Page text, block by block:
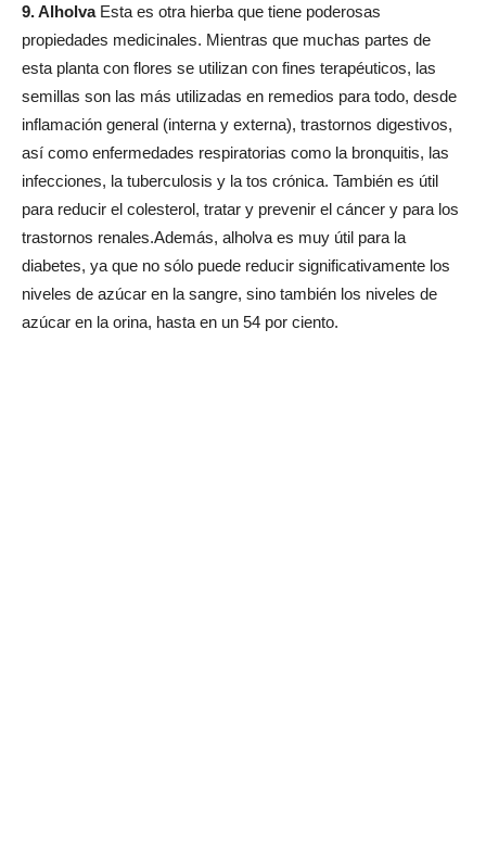
9. Alholva Esta es otra hierba que tiene poderosas
propiedades medicinales. Mientras que muchas partes de
esta planta con flores se utilizan con fines terapéuticos, las
semillas son las más utilizadas en remedios para todo, desde
inflamación general (interna y externa), trastornos digestivos,
así como enfermedades respiratorias como la bronquitis, las
infecciones, la tuberculosis y la tos crónica. También es útil
para reducir el colesterol, tratar y prevenir el cáncer y para los
trastornos renales.Además, alholva es muy útil para la
diabetes, ya que no sólo puede reducir significativamente los
niveles de azúcar en la sangre, sino también los niveles de
azúcar en la orina, hasta en un 54 por ciento.